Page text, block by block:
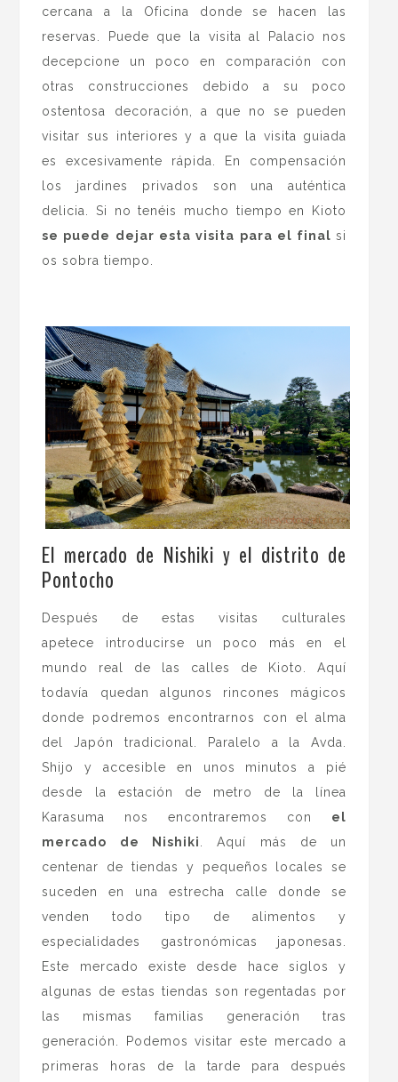
cercana a la Oficina donde se hacen las
reservas. Puede que la visita al Palacio nos
decepcione un poco en comparación con
otras construcciones debido a su poco
ostentosa decoración, a que no se pueden
visitar sus interiores y a que la visita guiada
es excesivamente rápida. En compensación
los jardines privados son una auténtica
delicia. Si no tenéis mucho tiempo en Kioto
se puede dejar esta visita para el finalsi
os sobra tiempo.
El mercado de Nishiki y el distrito de
Pontocho
Después de estas visitas culturales
apetece introducirse un poco más en el
mundo real de las calles de Kioto. Aquí
todavía quedan algunos rincones mágicos
donde podremos encontrarnos con el alma
del Japón tradicional. Paralelo a la Avda.
Shijo y accesible en unos minutos a pié
desde la estación de metro de la línea
Karasuma nos encontraremos con el
mercado de Nishiki
. Aquí más de un
centenar de tiendas y pequeños locales se
suceden en una estrecha calle donde se
venden todo tipo de alimentos y
especialidades gastronómicas japonesas.
Este mercado existe desde hace siglos y
algunas de estas tiendas son regentadas por
las mismas familias generación tras
generación. Podemos visitar este mercado a
primeras horas de la tarde para después